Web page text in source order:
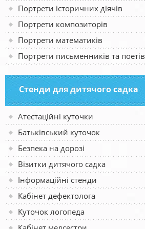
Портрети історичних діячів
Портрети композиторів
Портрети математиків
Портрети письменників та поетів
Стенди для дитячого садка
Атестаційні куточки
Батьківський куточок
Безпека на дорозі
Візитки дитячого садка
Інформаційні стенди
Кабінет дефектолога
Куточок логопеда